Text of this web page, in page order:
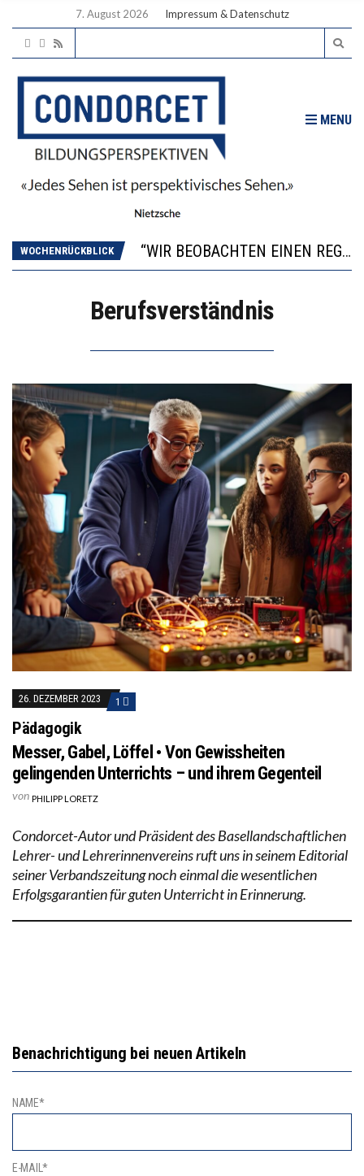
7. August 2026 Impressum & Datenschutz
MENU
WOCHENRÜCKBLICK
“WIR BEOBACHTEN EINEN REGELRECHTEN STURZFLUG BEI DEN LERNLEISTUNGEN”
DIE VERSTÄRKTE HARMONISIERUNG IM SCHULWESEN VERRINGERT DAS INNOVATIONSPOTENZIAL
Berufsverständnis
26. DEZEMBER 2023 1
Pädagogik
Messer, Gabel, Löffel • Von Gewissheiten
gelingenden Unterrichts – und ihrem Gegenteil
von PHILIPP LORETZ
Condorcet-Autor und Präsident des Basellandschaftlichen
Lehrer- und Lehrerinnenvereins ruft uns in seinem Editorial
seiner Verbandszeitung noch einmal die wesentlichen
Erfolgsgarantien für guten Unterricht in Erinnerung.
Benachrichtigung bei neuen Artikeln
NAME*
E-MAIL*